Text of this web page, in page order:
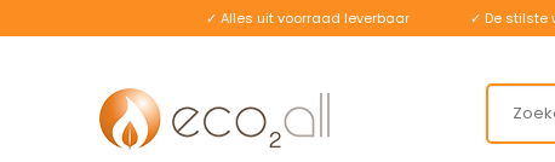
✓ Alles uit voorraad leverbaar ✓ De stilste